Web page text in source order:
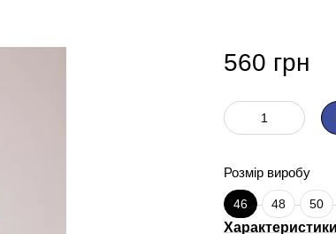
560 грн
Розмір виробу
46 48 50
Характеристики